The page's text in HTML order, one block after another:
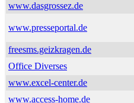
www.dasgrossez.de
www.presseportal.de
freesms.geizkragen.de
Office Diverses
www.excel-center.de
www.access-home.de